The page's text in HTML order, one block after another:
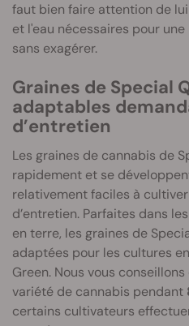
faut bien faire attention de
et l'eau nécessaires pour
sans exagérer.
Graines de Special
adaptables
d’entretien
Les graines de cannabis de
rapidement et se
relativement faciles à
d’entretien. Parfaites dans
en terre, les graines de
adaptées pour les cultures
Green. Nous vous
variété de cannabis pendant
certains cultivateurs